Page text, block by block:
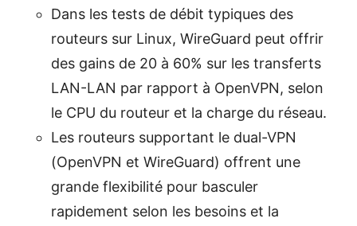
Dans les tests de débit typiques des
routeurs sur Linux, WireGuard peut offrir
des gains de 20 à 60% sur les transferts
LAN-LAN par rapport à OpenVPN, selon
le CPU du routeur et la charge du réseau.
Les routeurs supportant le dual-VPN
(OpenVPN et WireGuard) offrent une
grande flexibilité pour basculer
rapidement selon les besoins et la